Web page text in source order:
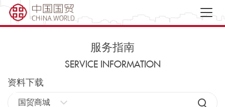
服务指南
SERVICE INFORMATION
资料下载
国贸商城